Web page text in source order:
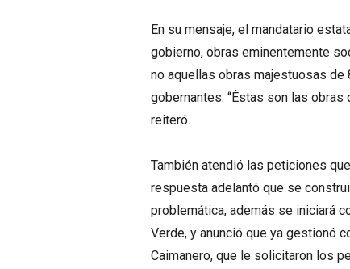
En su mensaje, el mandatario
gobierno, obras eminentemente
no aquellas obras majestuosas
gobernantes. “Éstas son las
reiteró.
También atendió las peticiones
respuesta adelantó que se
problemática, además se iniciará
Verde, y anunció que ya gestionó
Caimanero, que le solicitaron los